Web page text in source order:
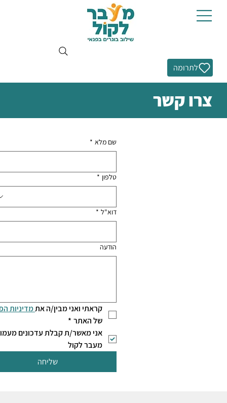
לתרומה
צרו קשר
שם מלא *
טלפון *
דוא"ל *
הודעה
קראתי ואני מבין/ה את מדיניות
של האתר *
מעבר לקול
שליחה